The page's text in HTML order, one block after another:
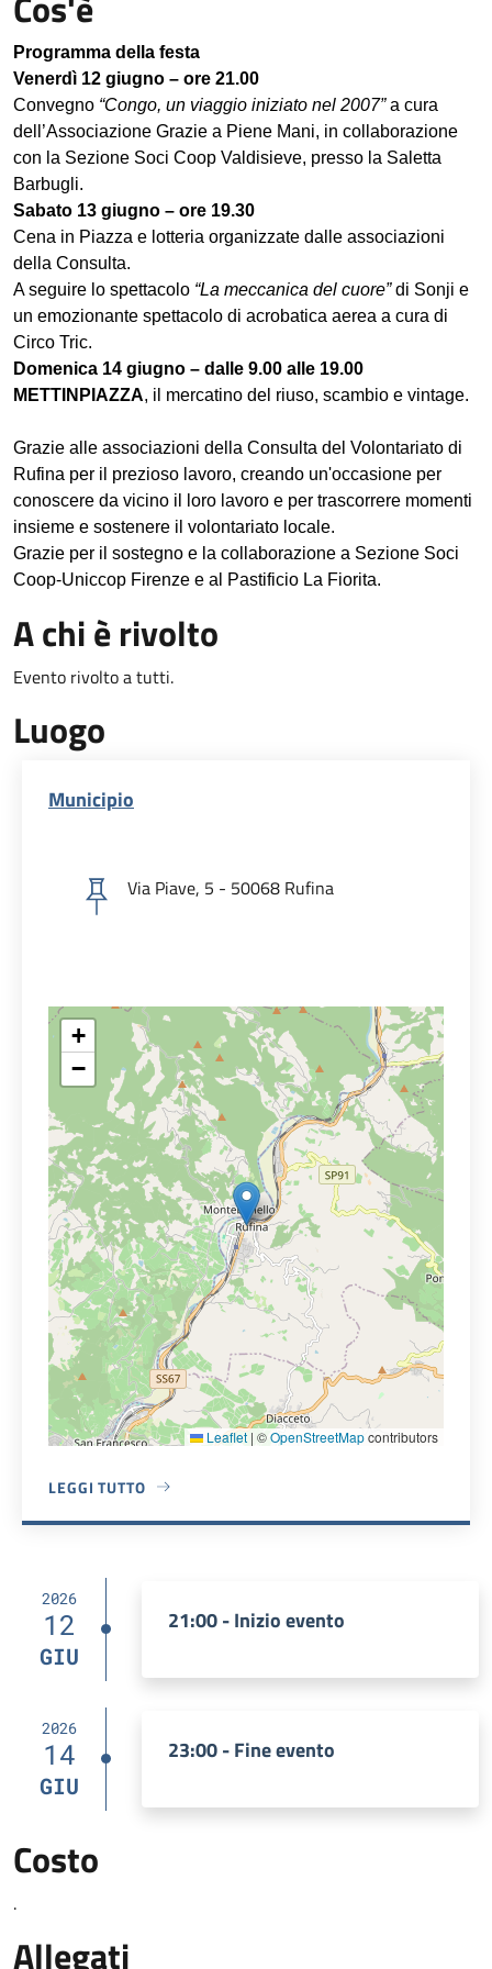
Programma della festa
Venerdì 12 giugno – ore 21.00
Convegno “Congo, un viaggio iniziato nel 2007”a cura
dell’Associazione Grazie a Piene Mani, in collaborazione
con la Sezione Soci Coop Valdisieve, presso la Saletta
Barbugli.
Sabato 13 giugno – ore 19.30
Cena in Piazza e lotteria organizzate dalle associazioni
della Consulta.
A seguire lo spettacolo “La meccanica del cuore”di Sonji e
un emozionante spettacolo di acrobatica aerea a cura di
Circo Tric.
Domenica 14 giugno – dalle 9.00 alle 19.00
METTINPIAZZA, il mercatino del riuso, scambio e vintage.
Grazie alle associazioni della Consulta del Volontariato di
Rufina per il prezioso lavoro, creando un'occasione per
conoscere da vicino il loro lavoro e per trascorrere momenti
insieme e sostenere il volontariato locale.
Grazie per il sostegno e la collaborazione a Sezione Soci
Coop-Uniccop Firenze e al Pastificio La Fiorita.
A chi è rivolto
Evento rivolto a tutti.
Luogo
Municipio
Via Piave, 5 - 50068 Rufina
+
−
Leaflet | ©OpenStreetMapcontributors
LEGGI TUTTO
A PROPOSITO DI MUNICIPIO
2026
12
GIU
21:00 - Inizio evento
2026
14
GIU
23:00 - Fine evento
Costo
.
Allegati